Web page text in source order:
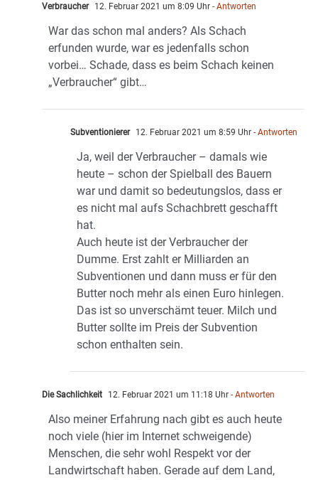
Verbraucher 12. Februar 2021 um 8:09 Uhr - Antworten
War das schon mal anders? Als Schach
erfunden wurde, war es jedenfalls schon
vorbei… Schade, dass es beim Schach keinen
„Verbraucher“ gibt…
Subventionierer 12. Februar 2021 um 8:59 Uhr - Antworten
Ja, weil der Verbraucher – damals wie
heute – schon der Spielball des Bauern
war und damit so bedeutungslos, dass er
es nicht mal aufs Schachbrett geschafft
hat.
Auch heute ist der Verbraucher der
Dumme. Erst zahlt er Milliarden an
Subventionen und dann muss er für den
Butter noch mehr als einen Euro hinlegen.
Das ist so unverschämt teuer. Milch und
Butter sollte im Preis der Subvention
schon enthalten sein.
Die Sachlichkeit 12. Februar 2021 um 11:18 Uhr - Antworten
Also meiner Erfahrung nach gibt es auch heute
noch viele (hier im Internet schweigende)
Menschen, die sehr wohl Respekt vor der
Landwirtschaft haben. Gerade auf dem Land,